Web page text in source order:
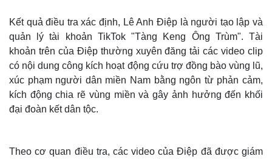
Kết quả điều tra xác định, Lê Anh Điệp là người tạo lập và
quản lý tài khoản TikTok "Tàng Keng Ông Trùm". Tài
khoản trên của Điệp thường xuyên đăng tải các video clip
có nội dung công kích hoạt động cứu trợ đồng bào vùng lũ,
xúc phạm người dân miền Nam bằng ngôn từ phản cảm,
kích động chia rẽ vùng miền và gây ảnh hưởng đến khối
đại đoàn kết dân tộc.
Theo cơ quan điều tra, các video của Điệp đã được giám